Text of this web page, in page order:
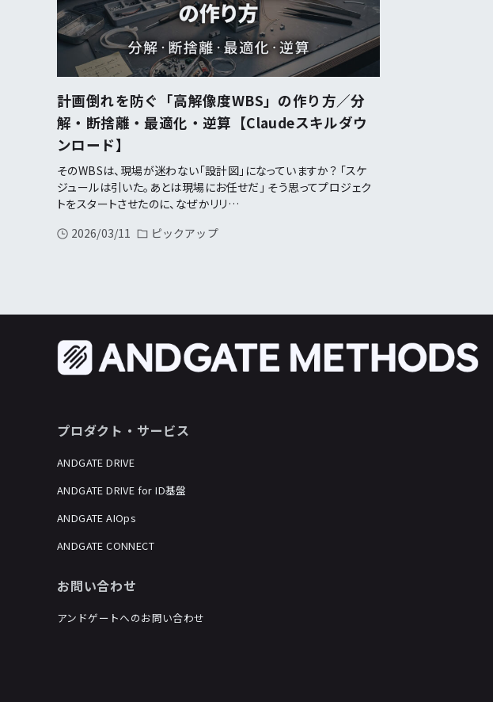
計画倒れを防ぐ「高解像度WBS」の作り方／分
解・断捨離・最適化・逆算【Claudeスキルダウ
ンロード】
そのWBSは、現場が迷わない「設計図」になっていますか？ 「スケ
ジュールは引いた。あとは現場にお任せだ」 そう思ってプロジェク
トをスタートさせたのに、なぜかリリ…
2026/03/11
ピックアップ
プロダクト・サービス
ANDGATE DRIVE
ANDGATE DRIVE for ID基盤
ANDGATE AIOps
ANDGATE CONNECT
お問い合わせ
アンドゲートへのお問い合わせ